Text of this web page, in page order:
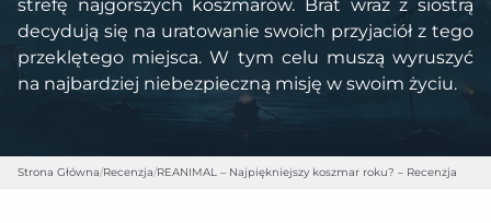
strefę najgorszych koszmarów. Brat wraz z siostrą
decydują się na uratowanie swoich przyjaciół z tego
przeklętego miejsca. W tym celu muszą wyruszyć
na najbardziej niebezpieczną misję w swoim życiu.
Strona Główna/Recenzja/REANIMAL – Najpiękniejszy koszmar roku? – Recenzja